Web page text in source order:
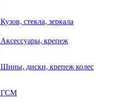
Кузов, стекла, зеркала
Аксессуары, крепеж
Шины, диски, крепеж колес
ГСМ